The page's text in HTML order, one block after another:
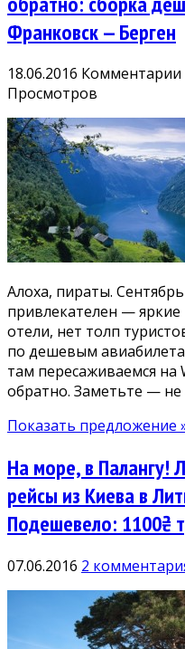
Франковск — Берген
18.06.2016 Комментарии
Просмотров
Алоха, пираты.
привлекателен —
отели, нет толп
по дешевым
там пересаживаемся на
обратно. Заметьте — не
Показать предложение
На море, в Палангу!
рейсы из Киева в
Подешевело: 1100₴
07.06.2016 2